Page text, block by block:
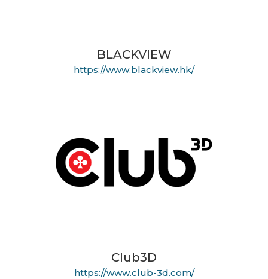
BLACKVIEW
https://www.blackview.hk/
Club3D
https://www.club-3d.com/